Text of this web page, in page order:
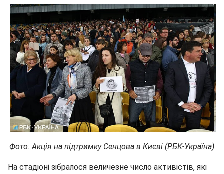
Фото: Акція на підтримку Сенцова в Києві (РБК-Україна)
На стадіоні зібралося величезне число активістів, які